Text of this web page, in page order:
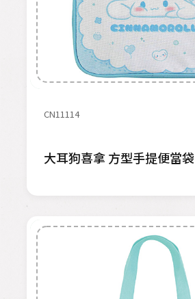
CN11114
大耳狗喜拿 方型手提便當袋